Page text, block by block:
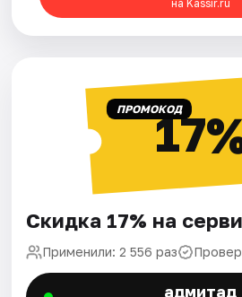
на Kassir.ru
ПРОМОКОД
Скидка 17% на
Применили: 2 556 раз
адмитад